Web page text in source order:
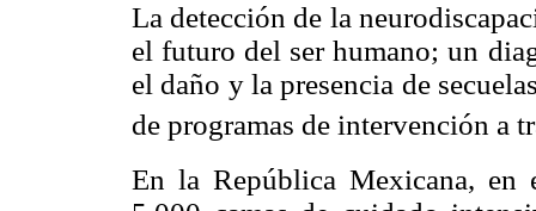
La detección de la
el futuro del ser humano; un
el daño y la presencia de
de programas de intervención a
En la República Mexicana, en